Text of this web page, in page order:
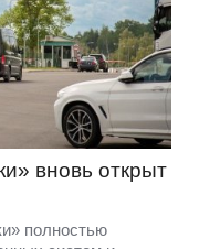
вновь открыт
полностью